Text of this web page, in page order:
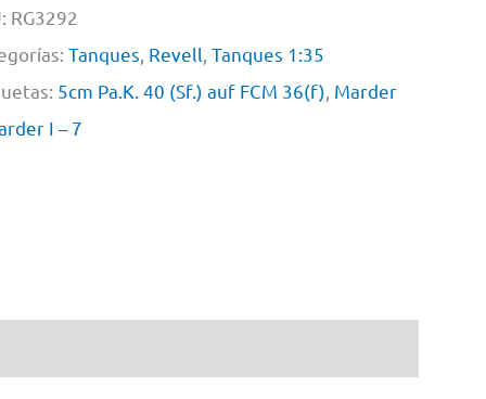
RG3292
Tanques Revell Tanques 1:35
5cm Pa.K. 40 (Sf.) auf FCM 36(f) Marder
I – 7